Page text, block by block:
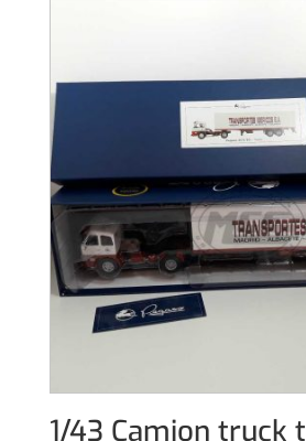
1/43 Camion truck